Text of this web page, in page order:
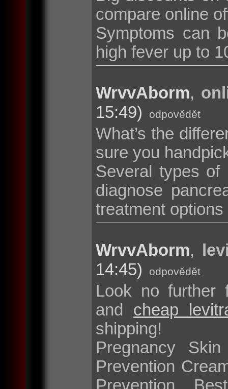
compare online
Symptoms can
high fever up to
WrvvAborm,
15:49)
odpovědět
What’s the
sure you
Several types
diagnose
treatment
WrvvAborm,
14:45)
odpovědět
Look no further
and cheap
shipping!
Pregnancy
Prevention
Prevention